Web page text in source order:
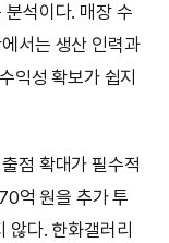
분석이다. 매장 수
서는 생산 인력과
익성 확보가 쉽지
점 확대가 필수적
억 원을 추가 투
않다. 한화갤러리